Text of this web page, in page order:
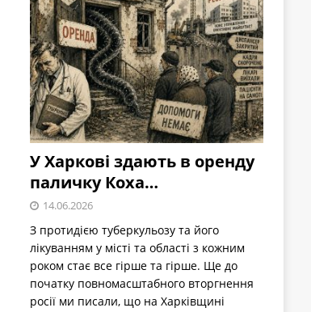
У Харкові здають в оренду
паличку Коха…
14.06.2026
З протидією туберкульозу та його
лікуванням у місті та області з кожним
роком стає все гірше та гірше. Ще до
початку повномасштабного вторгнення
росії ми писали, що на Харківщині